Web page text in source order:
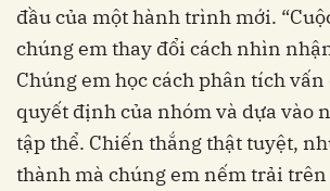
đầu của một hành trình mới.
chúng em thay đổi cách nhìn
Chúng em học cách phân tích vấn
quyết định của nhóm và dựa vào
tập thể. Chiến thắng thật tuyệt,
thành mà chúng em nếm trải